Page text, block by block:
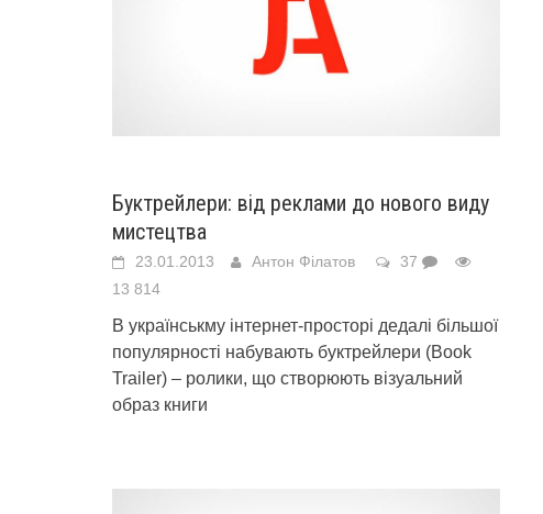
Буктрейлери: від реклами до нового виду
мистецтва
23.01.2013 Антон Філатов
37
13 814
В українськму інтернет-просторі дедалі більшої
популярності набувають буктрейлери (Book
Trailer) – ролики, що створюють візуальний
образ книги